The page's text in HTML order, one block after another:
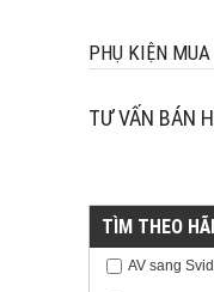
PHỤ KIỆN
TƯ VẤN BÁN
TÌM THEO
AV sang